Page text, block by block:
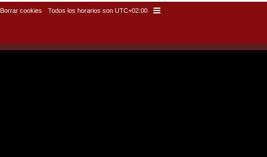
Todos los horarios son UTC+02:00
Borrar cookies